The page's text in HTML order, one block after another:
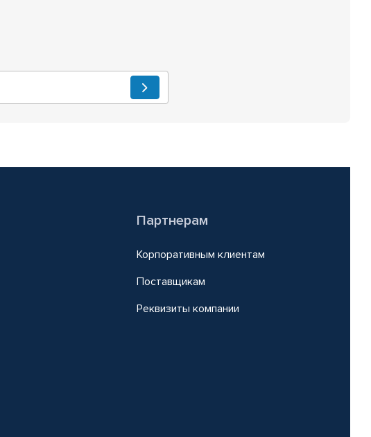
Партнерам
Корпоративным клиентам
Поставщикам
Реквизиты компании